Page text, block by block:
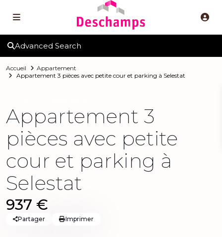
Advanced Search
Accueil
Appartement
Appartement 3 pièces avec petite cour et parking à Selestat
Appartement 3
pièces avec petite
cour et parking à
Selestat
937 €
Partager Imprimer